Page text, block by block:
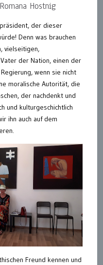
Hostnig
der dieser
Denn was brauchen
vielseitigen,
der Nation, einen der
wenn sie nicht
moralische Autorität, die
der nachdenkt und
und kulturgeschichtlich
ihn auch auf dem
Freund kennen und